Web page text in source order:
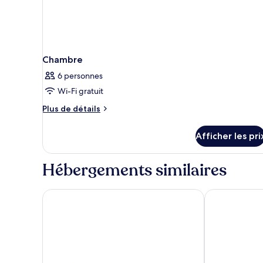
Chambre
6 personnes
Wi-Fi gratuit
Plus de détails
Plus
Chambre
Afficher les
Hébergements similaires
Arlo Williamsburg Moxy